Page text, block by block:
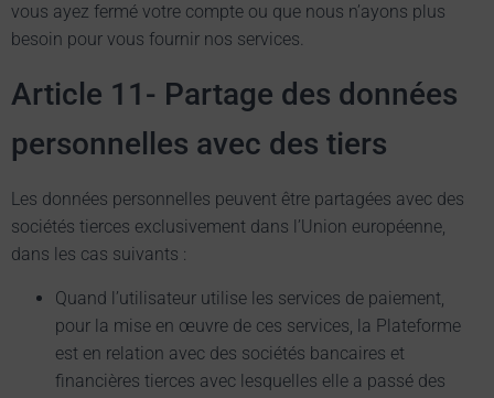
vous ayez fermé votre compte ou que nous n’ayons plus
besoin pour vous fournir nos services.
Article 11- Partage des données
personnelles avec des tiers
Les données personnelles peuvent être partagées avec des
sociétés tierces exclusivement dans l’Union européenne,
dans les cas suivants :
Quand l’utilisateur utilise les services de paiement,
pour la mise en œuvre de ces services, la Plateforme
est en relation avec des sociétés bancaires et
financières tierces avec lesquelles elle a passé des